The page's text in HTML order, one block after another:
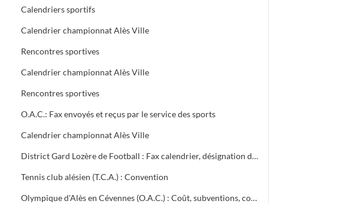
Calendriers sportifs
Calendrier championnat Alès Ville
Rencontres sportives
Calendrier championnat Alès Ville
Rencontres sportives
O.A.C.: Fax envoyés et reçus par le service des sports
Calendrier championnat Alès Ville
District Gard Lozère de Football : Fax calendrier, désignation des terrains
Tennis club alésien (T.C.A.) : Convention
Olympique d'Alès en Cévennes (O.A.C.) : Coût, subventions, contrat d'objectifs, courrier